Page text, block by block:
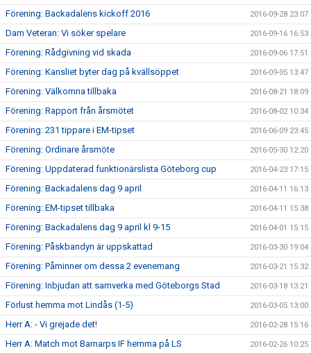
Förening: Backadalens kickoff 2016 2016-09-28 23:07
Dam Veteran: Vi söker spelare 2016-09-16 16:53
Förening: Rådgivning vid skada 2016-09-06 17:51
Förening: Kansliet byter dag på kvällsöppet 2016-09-05 13:47
Förening: Välkomna tillbaka 2016-08-21 18:09
Förening: Rapport från årsmötet 2016-08-02 10:34
Förening: 231 tippare i EM-tipset 2016-06-09 23:45
Förening: Ordinare årsmöte 2016-05-30 12:20
Förening: Uppdaterad funktionärslista Göteborg cup 2016-04-23 17:15
Förening: Backadalens dag 9 april 2016-04-11 16:13
Förening: EM-tipset tillbaka 2016-04-11 15:38
Förening: Backadalens dag 9 april kl 9-15 2016-04-01 15:15
Förening: Påskbandyn är uppskattad 2016-03-30 19:04
Förening: Påminner om dessa 2 evenemang 2016-03-21 15:32
Förening: Inbjudan att samverka med Göteborgs Stad 2016-03-18 13:21
Förlust hemma mot Lindås (1-5) 2016-03-05 13:00
Herr A: - Vi grejade det! 2016-02-28 15:16
Herr A: Match mot Barnarps IF hemma på LS 2016-02-26 10:25